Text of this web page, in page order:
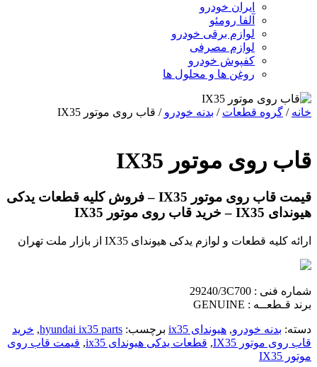
ایران خودرو
آلفا رومئو
لوازم برقی خودرو
لوازم مصرفی
کفپوش خودرو
روغن ها و محلول ها
خانه / گروه قطعات / بدنه خودرو / قاب روی موتور IX35
قاب روی موتور IX35
قیمت قاب روی موتور IX35 – فروش کلیه قطعات یدکی
هیوندای IX35 – خرید قاب روی موتور IX35
ارائه کلیه قطعات و لوازم یدکی هیوندای IX35 از بازار ملت تهران
شماره فنی : 29240/3C700
برند قـطعــه : GENUINE
دسته: بدنه خودرو, هیوندای ix35 برچسب: hyundai ix35 parts
, خرید
قاب روی موتور IX35
, قطعات یدکی هیوندای ix35 , قیمت قاب روی
موتور IX35